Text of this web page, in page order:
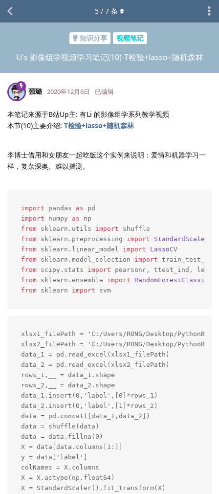
知识分享 视频笔记
Li's 影像组学视频学习笔记(10)-T检验+lasso+随机森林
5 / 7 条
强璐 2020年12月6日 已编辑
本笔记来源于B站Up主: 有Li 的影像组学系列教学视频
本节(10)主要介绍: T检验+lasso+随机森林
李博士借用和女朋友一起吃饭这个实例来说明：爱情和机器学习一
样，复杂深奥、难以揣测。
import pandas as
import numpy as
from sklearn. utils import
from sklearn. preprocessing import
StandardScaler
from sklearn. linear_model import Lasso
CV
from sklearn. model_selection import
from scipy. stats
import
from sklearn. ensemble import
from sklearn import svm
xlsx1_filePath = 'C:/Users/RONG/Desktop/
xlsx2_filePath = 'C:/Users/RONG/Desktop/
data_1 = pd.read_excel(xlsx1_filePath)
data_2 = pd.read_excel(xlsx2_filePath)
rows_1,__ = data_1.shape
rows_2,__ = data_2.shape
data_1.insert(0,'label',[0]*rows_1)
data_2.insert(0,'label',[1]*rows_2)
data = pd.concat([data_1,data_2])
data = shuffle(data)
data = data.fillna(0)
X = data[data.columns[1:]]
y = data['label']
colNames = X.columns
X = X.astype(np.float64)
X = StandardScaler().fit_transform(X)